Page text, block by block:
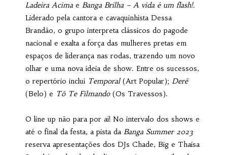
Ladeira Acima e Banga Brilha – A vida é um flash!.
Liderado pela cantora e cavaquinhista Dessa
Brandão, o grupo interpreta clássicos do pagode
nacional e exalta a força das mulheres pretas em
espaços de liderança nas rodas, trazendo um novo
olhar e uma nova ideia de show. Entre os sucessos,
o repertório inclui Temporal(Art Popular); Derê
(Belo) e Tô Te Filmando(Os Travessos).
O line up não para por aí! No intervalo dos shows e
até o final da festa, a pista da Banga Summer 2023
reserva apresentações dos DJs Chade, Big e Thaisa